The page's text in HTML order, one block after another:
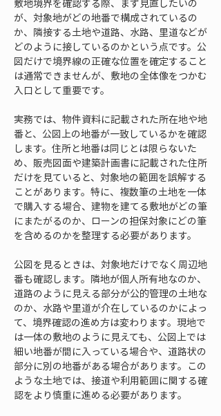
敷地境界を確認する際、まず見直したいの
が、対象地がどの地番で構成されているの
か、隣接する土地や道路、水路、里道などが
どのように接しているのかという点です。公
図だけで境界線の正確な位置を確定すること
は通常できませんが、敷地の全体像をつかむ
入口として重要です。
実務では、物件資料に記載された所在地や地
番と、公図上の地番が一致しているかを確認
します。住所と地番は同じとは限らないた
め、販売図面や建築計画書に記載された住所
だけを見ていると、対象地の範囲を誤解する
ことがあります。特に、複数筆の土地を一体
で購入する場合、建物を建てる敷地がどの筆
にまたがるのか、ローンの担保対象にどの筆
を含めるのかを整理する必要があります。
公図を見るときは、対象地だけでなく周辺地
番も確認します。隣地が個人所有地なのか、
道路のように見える部分が公的管理の土地な
のか、水路や里道が介在しているのかによっ
て、境界確認の進め方は変わります。現地で
は一体の敷地のように見えても、公図上では
細い地番が間に入っている場合や、道路状の
部分に別の地番がある場合があります。この
ような土地では、接道や利用範囲に関する確
認をより慎重に進める必要があります。